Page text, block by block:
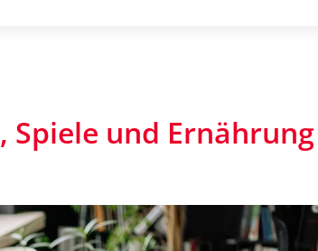
Spiele und Ernährung